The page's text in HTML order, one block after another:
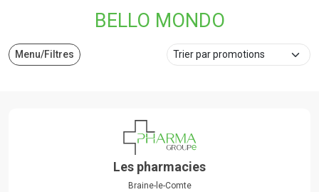
BELLO MONDO
Menu/Filtres
Les pharmacies
Braine-le-Comte